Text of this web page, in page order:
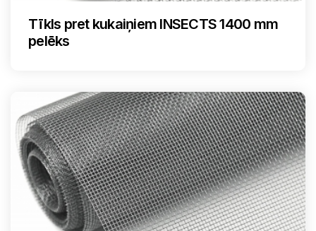
Tīkls pret kukaiņiem INSECTS 1400 mm
pelēks